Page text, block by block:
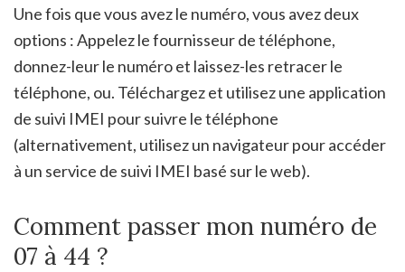
Une fois que vous avez le numéro, vous avez deux
options : Appelez le fournisseur de téléphone,
donnez-leur le numéro et laissez-les retracer le
téléphone, ou. Téléchargez et utilisez une application
de suivi IMEI pour suivre le téléphone
(alternativement, utilisez un navigateur pour accéder
à un service de suivi IMEI basé sur le web).
Comment passer mon numéro de
07 à 44 ?